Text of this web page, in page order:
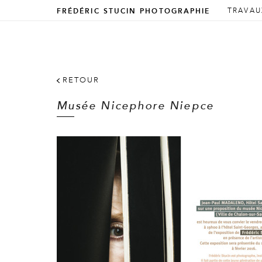
FRÉDÉRIC STUCIN PHOTOGRAPHIE Menu
ALLER
ALLER
RETOUR
Musée Nicephore Niepce